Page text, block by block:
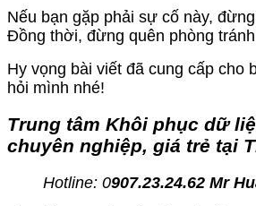
Nếu bạn gặp phải sự cố này,
Đồng thời, đừng quên phòng
Hy vọng bài viết đã cung cấp cho
hỏi mình nhé!
Trung tâm Khôi phục dữ
chuyên nghiệp, giá trẻ tại
Hotline: 0907.23.24.62 Mr